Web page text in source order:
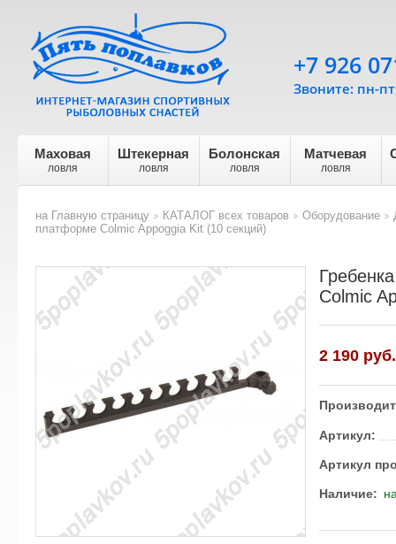
Маховая
ловля
Штекерная
ловля
Болонская
ловля
Матчевая
ловля
+7 926
Звоните: пн-
на Главную страницу
>
КАТАЛОГ всех товаров
Оборудование
платформе Colmic Appoggia Kit (10 секций)
Colmic
2 190 руб.
Артикул:
Артикул
Наличие: